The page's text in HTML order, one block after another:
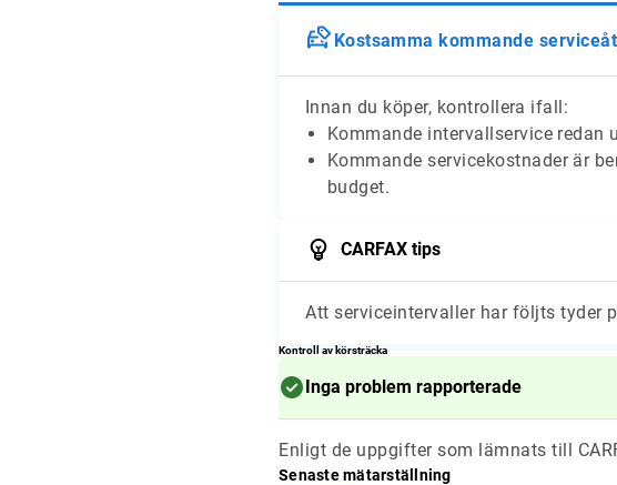
Kostsamma kommande
Innan du köper, kontrollera ifall:
Kommande intervallservice redan
Kommande servicekostnader är
budget.
CARFAX tips
Att serviceintervaller har följts tyder
Kontroll av körsträcka
Inga problem rapporterade
Enligt de uppgifter som lämnats till
Senaste mätarställning